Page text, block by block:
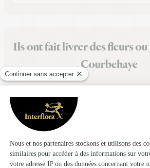
Ils ont fait livrer des fleurs ou
Courbehaye
★ ★
JE COMMANDE SOUVENT PAR INTERFORA
JE COMMANDE SOUVENT PAR INTERFORA
05/02/2026